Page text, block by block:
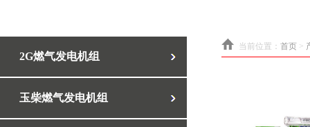
2G燃气发电机组
玉柴燃气发电机组
当前位置： 首页 >